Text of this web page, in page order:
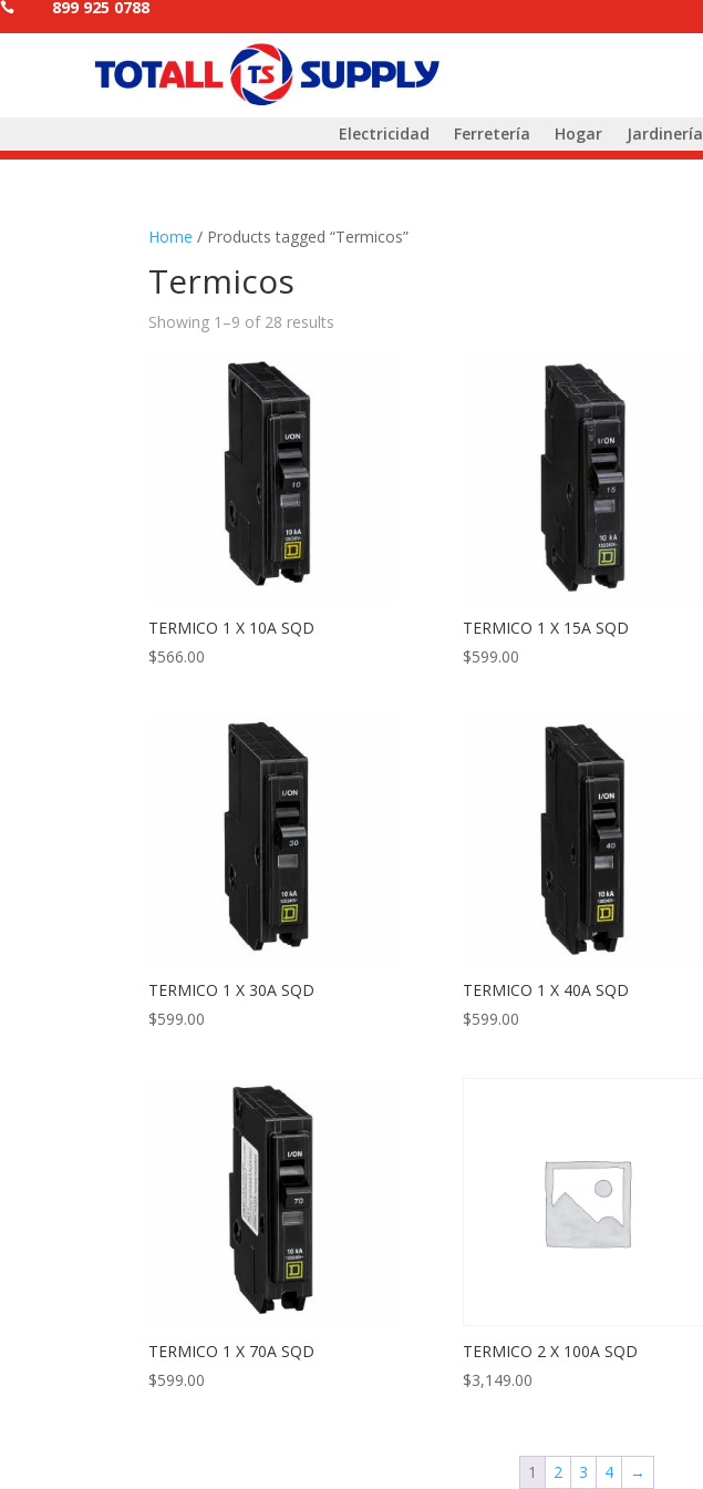
 899 925 0788
Electricidad Ferretería Hogar Jardinería
Home / Products tagged “Termicos”
Termicos
Showing 1–9 of 28 results
TERMICO 1 X 10A SQD
$566.00
TERMICO 1 X 15A SQD
$599.00
TERMICO 1 X 30A SQD
$599.00
TERMICO 1 X 40A SQD
$599.00
TERMICO 1 X 70A SQD
$599.00
TERMICO 2 X 100A SQD
$3,149.00
1 2 3 4 →